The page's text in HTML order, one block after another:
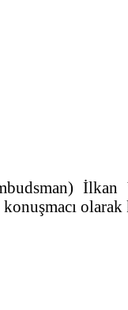
olarak